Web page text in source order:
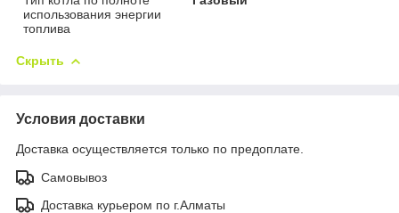
использования энергии
топлива
Скрыть
Условия доставки
Доставка осуществляется только по предоплате.
Самовывоз
Доставка курьером по г.Алматы